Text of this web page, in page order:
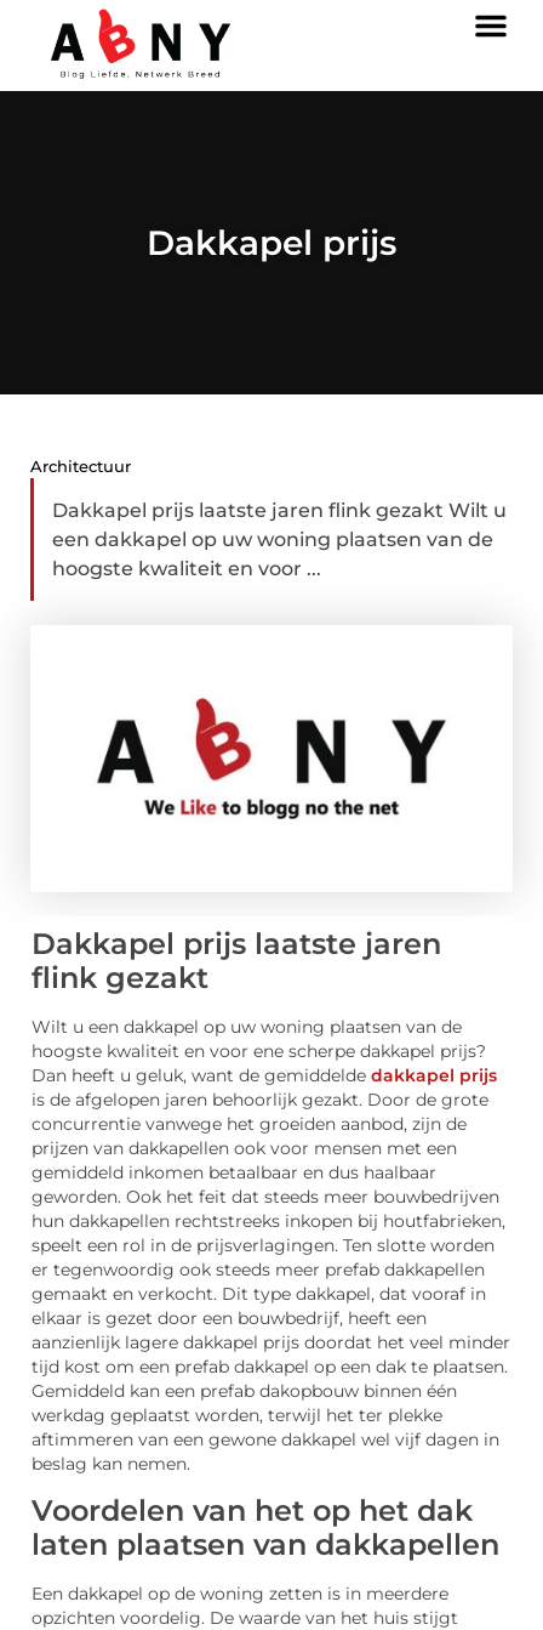
Dakkapel prijs
Architectuur
Dakkapel prijs laatste jaren flink gezakt Wilt u
een dakkapel op uw woning plaatsen van de
hoogste kwaliteit en voor ...
Dakkapel prijs laatste jaren
flink gezakt
Wilt u een dakkapel op uw woning plaatsen van de
hoogste kwaliteit en voor ene scherpe dakkapel prijs?
Dan heeft u geluk, want de gemiddelde dakkapel prijs
is de afgelopen jaren behoorlijk gezakt. Door de grote
concurrentie vanwege het groeiden aanbod, zijn de
prijzen van dakkapellen ook voor mensen met een
gemiddeld inkomen betaalbaar en dus haalbaar
geworden. Ook het feit dat steeds meer bouwbedrijven
hun dakkapellen rechtstreeks inkopen bij houtfabrieken,
speelt een rol in de prijsverlagingen. Ten slotte worden
er tegenwoordig ook steeds meer prefab dakkapellen
gemaakt en verkocht. Dit type dakkapel, dat vooraf in
elkaar is gezet door een bouwbedrijf, heeft een
aanzienlijk lagere dakkapel prijs doordat het veel minder
tijd kost om een prefab dakkapel op een dak te plaatsen.
Gemiddeld kan een prefab dakopbouw binnen één
werkdag geplaatst worden, terwijl het ter plekke
aftimmeren van een gewone dakkapel wel vijf dagen in
beslag kan nemen.
Voordelen van het op het dak
laten plaatsen van dakkapellen
Een dakkapel op de woning zetten is in meerdere
opzichten voordelig. De waarde van het huis stijgt